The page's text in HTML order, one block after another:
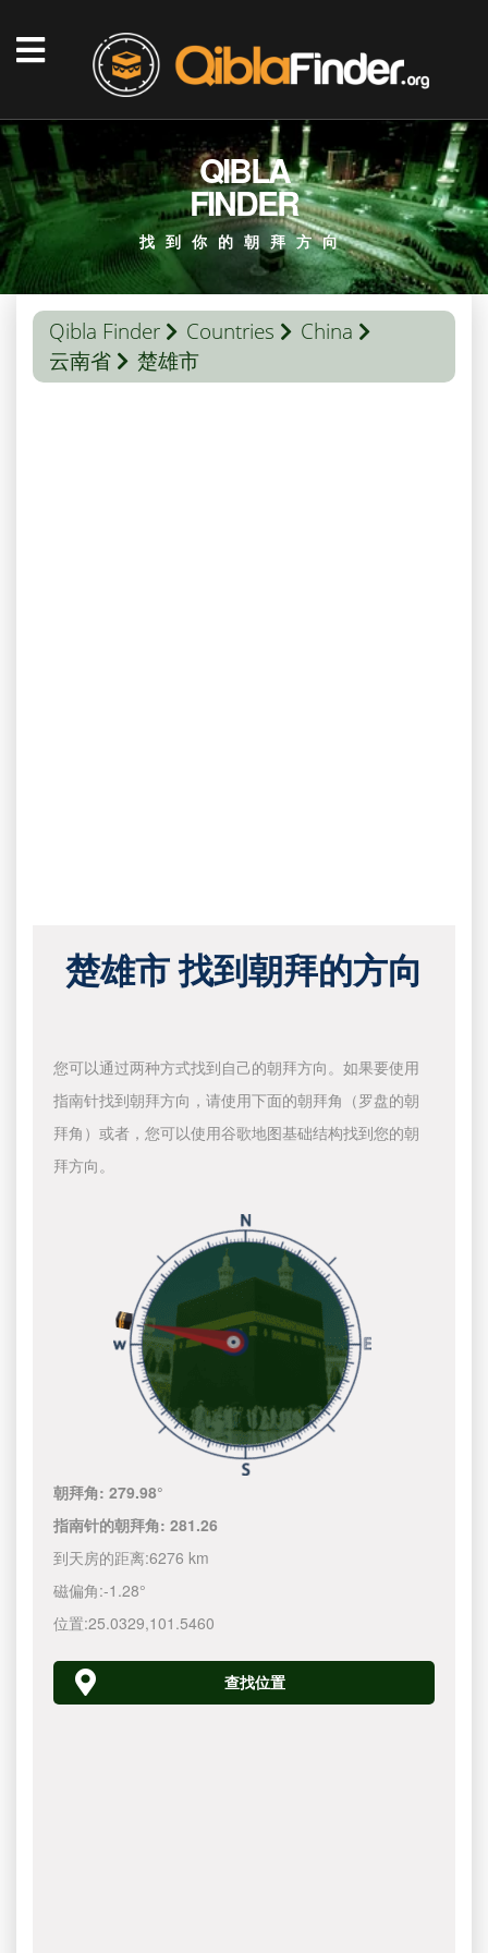
QIBLA
FINDER
找到你的朝拜方向
Qibla Finder Countries
China
云南省
楚雄市
楚雄市 找到朝拜的方向
您可以通过两种方式找到自己的朝拜方向。如果要使用
指南针找到朝拜方向，请使用下面的朝拜角（罗盘的朝
拜角）或者，您可以使用谷歌地图基础结构找到您的朝
拜方向。
朝拜角:279.98°
指南针的朝拜角:281.26
到天房的距离:6276 km
磁偏角:-1.28°
位置:25.0329,101.5460
查找位置